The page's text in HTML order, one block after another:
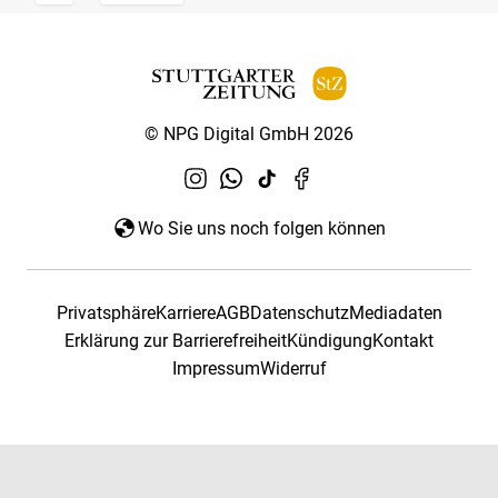
© NPG Digital GmbH 2026
Wo Sie uns noch folgen können
PrivatsphäreKarriereAGBDatenschutzMediadaten
Erklärung zur BarrierefreiheitKündigungKontakt
ImpressumWiderruf